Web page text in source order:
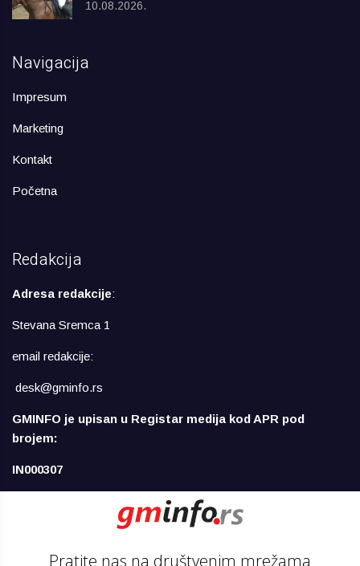
10.08.2026.
Navigacija
Impresum
Marketing
Kontakt
Početna
Redakcija
Adresa redakcije:
Stevana Sremca 1
email redakcije:
desk@gminfo.rs
GMINFO je upisan u Registar medija kod APR pod
brojem:
IN000307
Pratite nas na društvenim mrežama